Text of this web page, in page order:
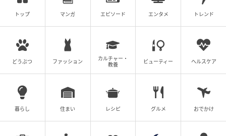
トップ マンガ エピソード エンタメ トレンド
どうぶつ ファッション
カルチャー・
教養
ビューティー ヘルスケア
暮らし 住まい レシピ グルメ おでかけ